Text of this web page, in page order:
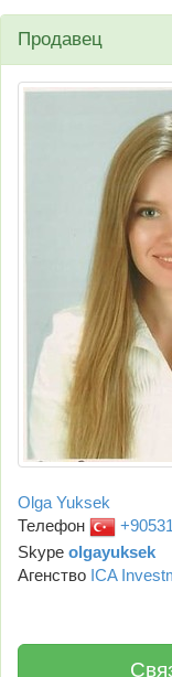
Продавец
Olga Yuksek
Телефон
Skype olgayuksek
Агенство ICA